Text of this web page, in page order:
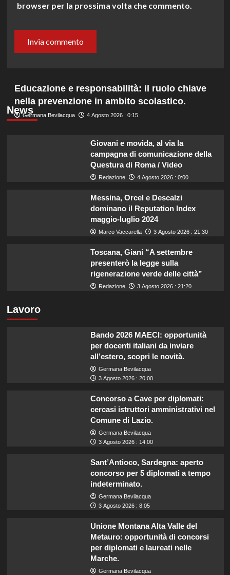
browser per la prossima volta che commento.
News
Educazione e responsabilità: il ruolo chiave
nella prevenzione in ambito scolastico.
Germana Bevilacqua 4 Agosto 2026 : 0:15
Giovani e movida, al via la
campagna di comunicazione della
Questura di Roma / Video
Redazione 4 Agosto 2026 : 0:00
Messina, Orcel e Descalzi
dominano il Reputation Index
maggio-luglio 2024
Marco Vaccarella 3 Agosto 2026 : 21:30
Toscana, Giani “A settembre
presenterò la legge sulla
rigenerazione verde delle città”
Redazione 3 Agosto 2026 : 21:20
Lavoro
Bando 2026 MAECI: opportunità
per docenti italiani da inviare
all’estero, scopri le novità.
Germana Bevilacqua
3 Agosto 2026 : 20:00
Concorso a Cave per diplomati:
cercasi istruttori amministrativi nel
Comune di Lazio.
Germana Bevilacqua
3 Agosto 2026 : 14:00
Sant’Antioco, Sardegna: aperto
concorso per 5 diplomati a tempo
indeterminato.
Germana Bevilacqua
3 Agosto 2026 : 8:05
Unione Montana Alta Valle del
Metauro: opportunità di concorsi
per diplomati e laureati nelle
Marche.
Germana Bevilacqua